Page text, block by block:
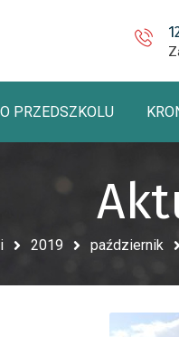
O PRZEDSZKOLU
2019 październik